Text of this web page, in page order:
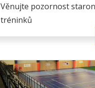
Věnujte pozornost
tréninků